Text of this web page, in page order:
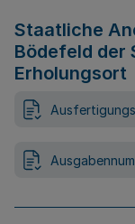
Staatliche
Bödefeld der
Erholungsort